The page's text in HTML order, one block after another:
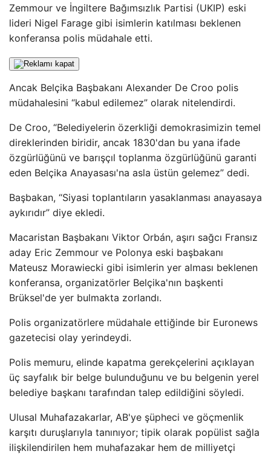
Zemmour ve İngiltere Bağımsızlık Partisi (UKIP) eski
lideri Nigel Farage gibi isimlerin katılması beklenen
konferansa polis müdahale etti.
Ancak Belçika Başbakanı Alexander De Croo polis
müdahalesini “kabul edilemez” olarak nitelendirdi.
De Croo, “Belediyelerin özerkliği demokrasimizin temel
direklerinden biridir, ancak 1830'dan bu yana ifade
özgürlüğünü ve barışçıl toplanma özgürlüğünü garanti
eden Belçika Anayasası'na asla üstün gelemez” dedi.
Başbakan, “Siyasi toplantıların yasaklanması anayasaya
aykırıdır” diye ekledi.
Macaristan Başbakanı Viktor Orbán, aşırı sağcı Fransız
aday Eric Zemmour ve Polonya eski başbakanı
Mateusz Morawiecki gibi isimlerin yer alması beklenen
konferansa, organizatörler Belçika'nın başkenti
Brüksel'de yer bulmakta zorlandı.
Polis organizatörlere müdahale ettiğinde bir Euronews
gazetecisi olay yerindeydi.
Polis memuru, elinde kapatma gerekçelerini açıklayan
üç sayfalık bir belge bulunduğunu ve bu belgenin yerel
belediye başkanı tarafından talep edildiğini söyledi.
Ulusal Muhafazakarlar, AB'ye şüpheci ve göçmenlik
karşıtı duruşlarıyla tanınıyor; tipik olarak popülist sağla
ilişkilendirilen hem muhafazakar hem de milliyetçi